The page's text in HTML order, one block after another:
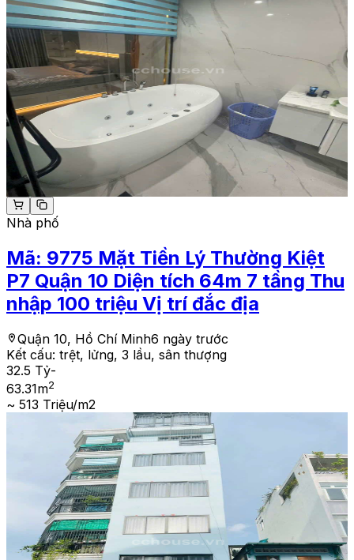
Nhà phố
Mã: 9775 Mặt Tiền Lý Thường Kiệt
P7 Quận 10 Diện tích 64m 7 tầng Thu
nhập 100 triệu Vị trí đắc địa
Quận 10, Hồ Chí Minh6 ngày trước
Kết cấu: trệt, lửng, 3 lầu, sân thượng
32.5 Tỷ-
63.31m2
~ 513 Triệu/m2